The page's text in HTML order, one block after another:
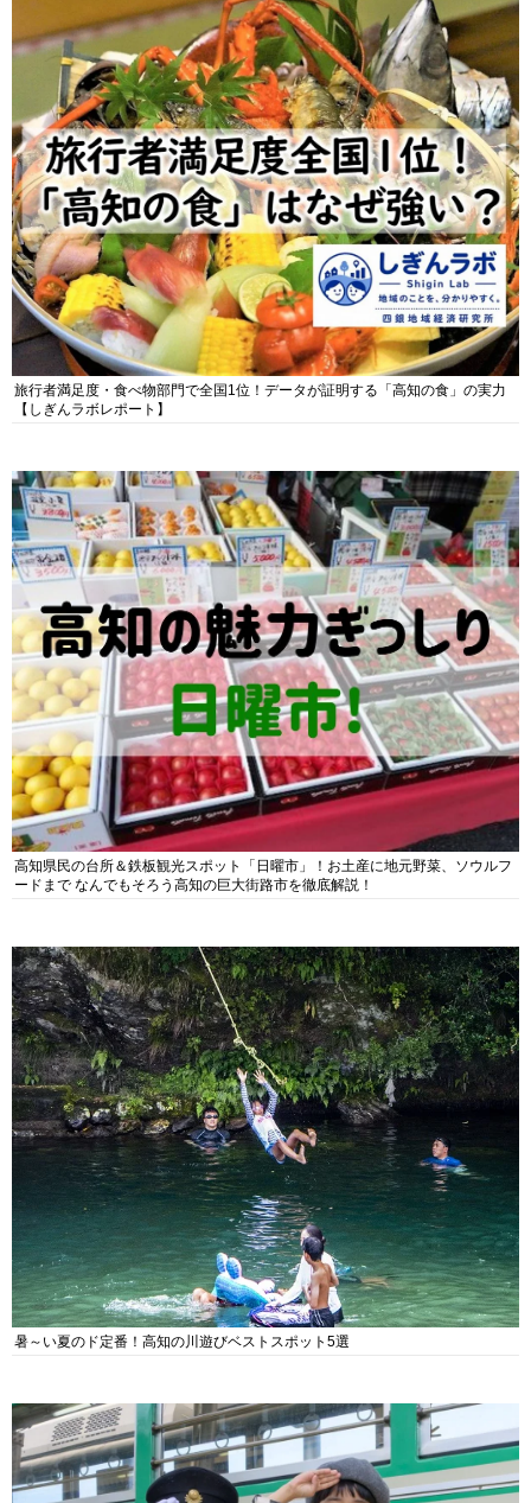
旅行者満足度・食べ物部門で全国1位！データが証明する「高知の食」の実力
【しぎんラボレポート】
高知県民の台所＆鉄板観光スポット「日曜市」！お土産に地元野菜、ソウルフ
ードまで なんでもそろう高知の巨大街路市を徹底解説！
暑～い夏のド定番！高知の川遊びベストスポット5選